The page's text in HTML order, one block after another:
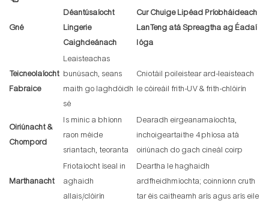
Gné
Déantúsaíocht
Lingerie
Caighdeánach
Cur Chuige Lipéad Príobháideach
LanTeng atá Spreagtha ag Éadaí
Ióga
Teicneolaíocht
Fabraice
Leaisteachas
bunúsach, seans
maith go laghdóidh
sé
Cniotáil poileistear ard-leaisteach
le cóireáil frith-UV & frith-chlóirín
Oiriúnacht &
Chompord
Is minic a bhíonn
raon méide
sriantach, teoranta
Dearadh eirgeanamaíochta,
inchoigeartaithe 4 phíosa atá
oiriúnach do gach cineál coirp
Marthanacht
Friotaíocht íseal in
aghaidh
allais/clóirín
Deartha le haghaidh
ardfheidhmíochta; coinníonn cruth
tar éis caitheamh arís agus arís eile